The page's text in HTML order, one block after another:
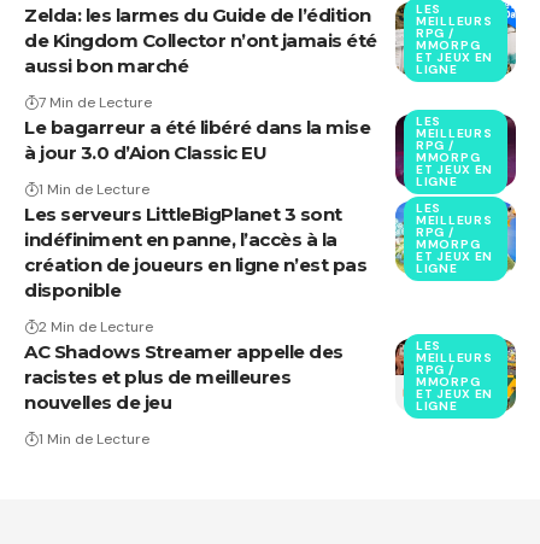
LES
MEILLEURS
RPG /
MMORPG
ET JEUX EN
LIGNE
Zelda: les larmes du Guide de l’édition
de Kingdom Collector n’ont jamais été
aussi bon marché
7 Min de Lecture
LES
MEILLEURS
RPG /
MMORPG
ET JEUX EN
LIGNE
Le bagarreur a été libéré dans la mise
à jour 3.0 d’Aion Classic EU
1 Min de Lecture
LES
MEILLEURS
RPG /
MMORPG
ET JEUX EN
LIGNE
Les serveurs LittleBigPlanet 3 sont
indéfiniment en panne, l’accès à la
création de joueurs en ligne n’est pas
disponible
2 Min de Lecture
LES
MEILLEURS
RPG /
MMORPG
ET JEUX EN
LIGNE
AC Shadows Streamer appelle des
racistes et plus de meilleures
nouvelles de jeu
1 Min de Lecture